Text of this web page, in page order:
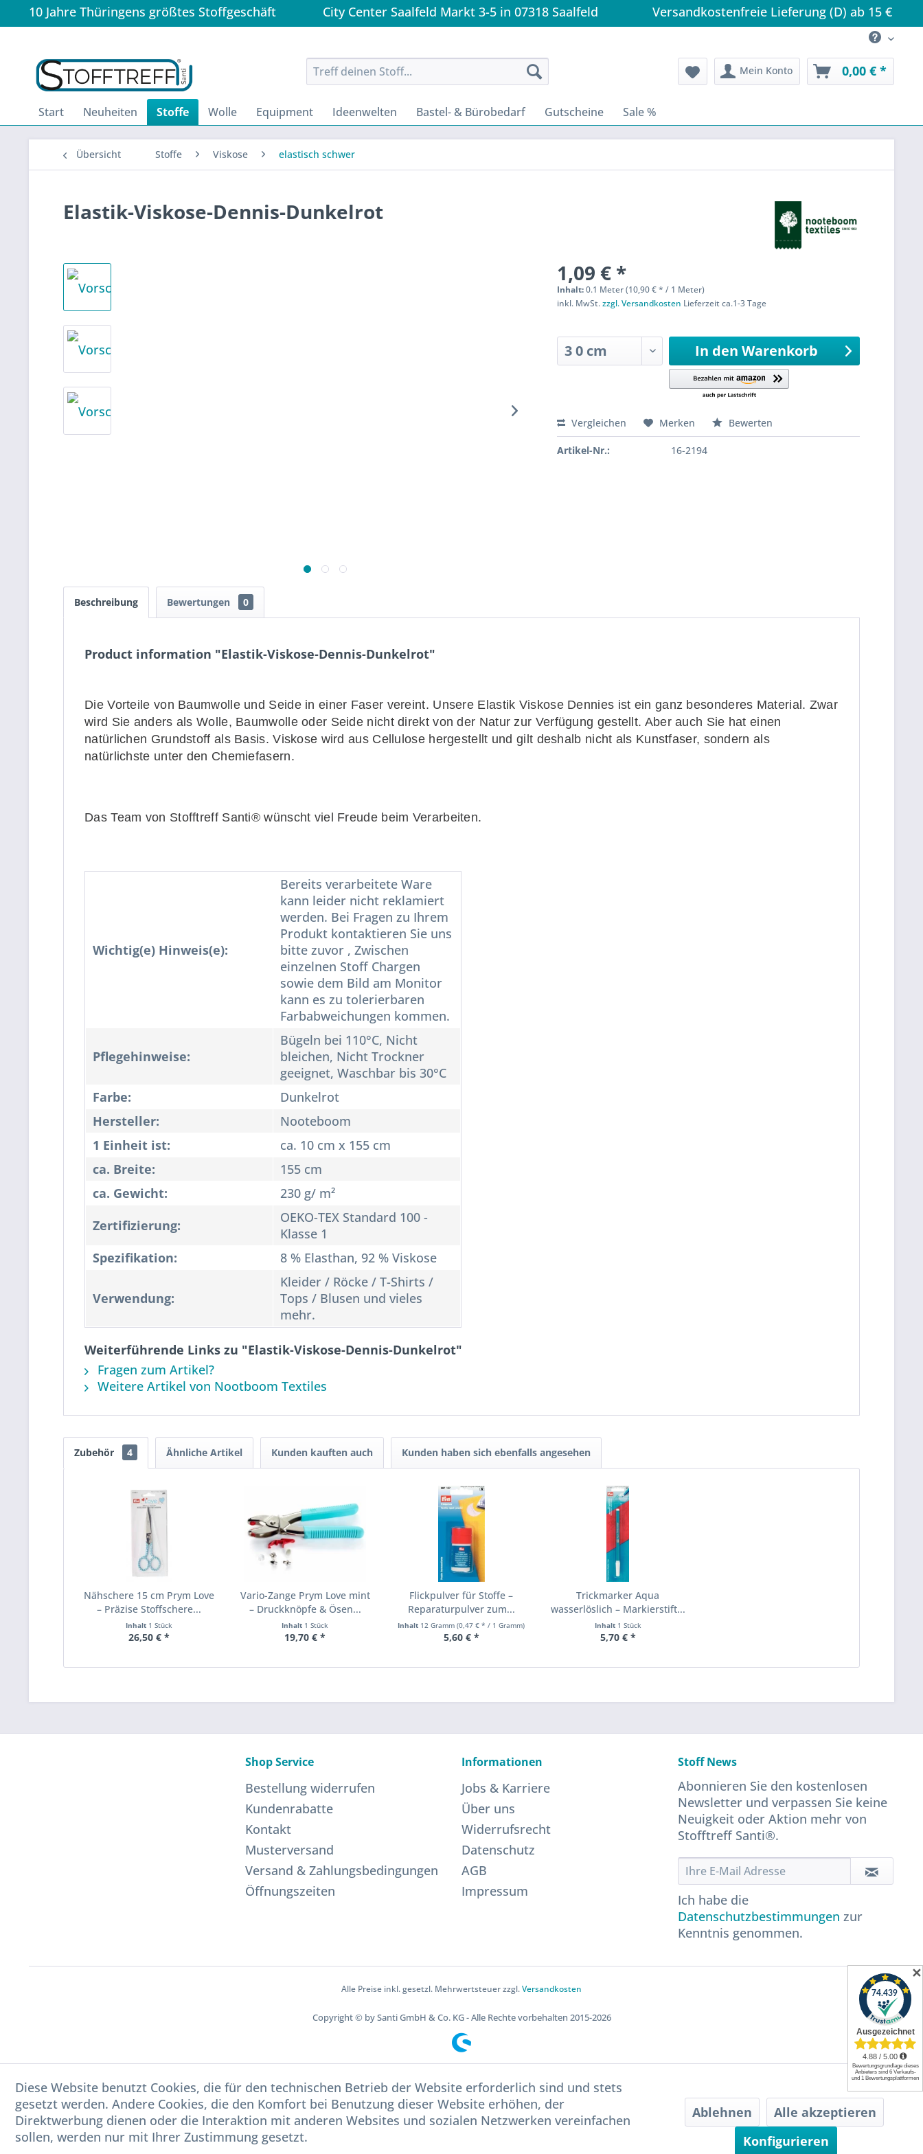
10 Jahre Thüringens größtes Stoffgeschäft City Center Saalfeld Markt 3-5 in 07318 Saalfeld Versandkostenfreie Lieferung (D) ab 15 €
Mein Konto 0,00 € *
Start Neuheiten Stoffe Wolle Equipment Ideenwelten Bastel- & Bürobedarf Gutscheine Sale %
Übersicht Stoffe Viskose elastisch schwer
Elastik-Viskose-Dennis-Dunkelrot
1,09 € *
Inhalt:0.1 Meter (10,90 € * / 1 Meter)
inkl. MwSt.zzgl. Versandkosten Lieferzeit ca.1-3 Tage
In den Warenkorb
Vergleichen Merken Bewerten
Artikel-Nr.: 16-2194
Beschreibung Bewertungen 0
Product information "Elastik-Viskose-Dennis-Dunkelrot"
Die Vorteile von Baumwolle und Seide in einer Faser vereint. Unsere Elastik Viskose Dennies ist ein ganz besonderes Material. Zwar
wird Sie anders als Wolle, Baumwolle oder Seide nicht direkt von der Natur zur Verfügung gestellt. Aber auch Sie hat einen
natürlichen Grundstoff als Basis. Viskose wird aus Cellulose hergestellt und gilt deshalb nicht als Kunstfaser, sondern als
natürlichste unter den Chemiefasern.
Das Team von Stofftreff Santi® wünscht viel Freude beim Verarbeiten.
Wichtig(e) Hinweis(e):
Bereits verarbeitete Ware
kann leider nicht reklamiert
werden. Bei Fragen zu Ihrem
Produkt kontaktieren Sie uns
bitte zuvor , Zwischen
einzelnen Stoff Chargen
sowie dem Bild am Monitor
kann es zu tolerierbaren
Farbabweichungen kommen.
Pflegehinweise:
Bügeln bei 110°C, Nicht
bleichen, Nicht Trockner
geeignet, Waschbar bis 30°C
Farbe:
Dunkelrot
Hersteller:
Nooteboom
1 Einheit ist:
ca. 10 cm x 155 cm
ca. Breite:
155 cm
ca. Gewicht:
230 g/ m²
Zertifizierung:
OEKO-TEX Standard 100 -
Klasse 1
Spezifikation:
8 % Elasthan, 92 % Viskose
Verwendung:
Kleider / Röcke / T-Shirts /
Tops / Blusen und vieles
mehr.
Weiterführende Links zu "Elastik-Viskose-Dennis-Dunkelrot"
Fragen zum Artikel?
Weitere Artikel von Nootboom Textiles
Zubehör 4 Ähnliche Artikel Kunden kauften auch Kunden haben sich ebenfalls angesehen
Nähschere 15 cm Prym Love
– Präzise Stoffschere...
Inhalt 1 Stück
26,50 € *
Vario-Zange Prym Love mint
– Druckknöpfe & Ösen...
Inhalt 1 Stück
19,70 € *
Flickpulver für Stoffe –
Reparaturpulver zum...
Inhalt 12 Gramm(0,47 € * / 1 Gramm)
5,60 € *
Trickmarker Aqua
wasserlöslich – Markierstift...
Inhalt 1 Stück
5,70 € *
Shop Service
Bestellung widerrufen
Kundenrabatte
Kontakt
Musterversand
Versand & Zahlungsbedingungen
Öffnungszeiten
Informationen
Jobs & Karriere
Über uns
Widerrufsrecht
Datenschutz
AGB
Impressum
Stoff News
Abonnieren Sie den kostenlosen
Newsletter und verpassen Sie keine
Neuigkeit oder Aktion mehr von
Stofftreff Santi®.
Ich habe die
Datenschutzbestimmungen zur
Kenntnis genommen.
Alle Preise inkl. gesetzl. Mehrwertsteuer zzgl.Versandkosten
Copyright © by Santi GmbH & Co. KG - Alle Rechte vorbehalten 2015-2026
Diese Website benutzt Cookies, die für den technischen Betrieb der Website erforderlich sind und stets
gesetzt werden. Andere Cookies, die den Komfort bei Benutzung dieser Website erhöhen, der
Direktwerbung dienen oder die Interaktion mit anderen Websites und sozialen Netzwerken vereinfachen
sollen, werden nur mit Ihrer Zustimmung gesetzt.
Ablehnen
Alle akzeptieren
Konfigurieren
✕